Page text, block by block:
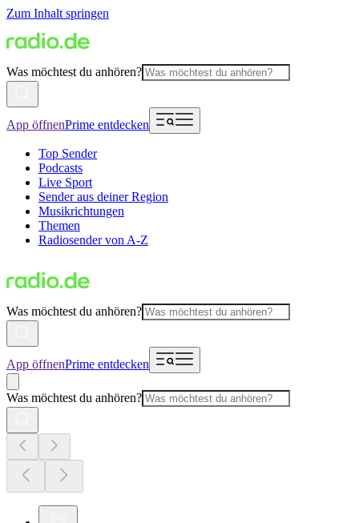
Zum Inhalt springen
Was möchtest du anhören?
App öffnenPrime entdecken
Top Sender
Podcasts
Live Sport
Sender aus deiner Region
Musikrichtungen
Themen
Radiosender von A-Z
Was möchtest du anhören?
App öffnenPrime entdecken
Was möchtest du anhören?